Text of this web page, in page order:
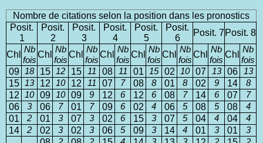
Nombre de citations selon la position dans les pronostics
Posit.
1
Posit.
2
Posit.
3
Posit.
4
Posit.
5
Posit.
6
Posit. 7 Posit. 8
Chl Nb
fois
Chl Nb
fois
Chl Nb
fois
Chl Nb
fois
Chl Nb
fois
Chl Nb
fois
Chl Nb
fois
Chl Nb
fois
09 18 15 12 15 11 08 11 01 15 02 10 07 13 06 13
15 13 12 10 12 11 07 7 08 8 01 8 02 9 14 8
12 10 09 10 09 9 12 6 12 6 08 7 14 6 07 7
06 3 06 7 01 7 09 6 02 4 06 5 08 5 08 4
01 2 01 3 07 3 02 6 15 3 07 5 04 4 04 4
14 2 02 3 02 3 06 5 09 3 14 4 01 3 01 3